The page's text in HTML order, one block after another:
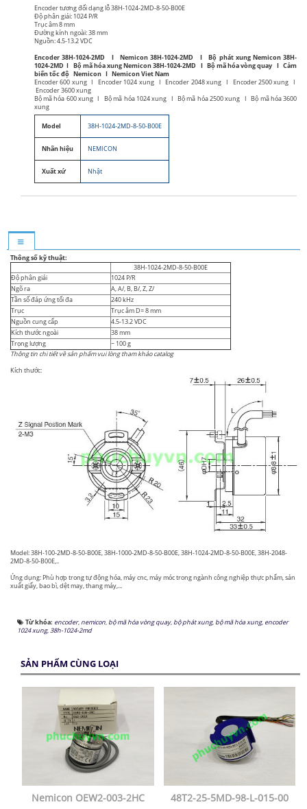
Encoder tương đối dạng lỗ 38H-1024-2MD-8-50-B00E
Độ phân giải: 1024 P/R
Trục âm 8 mm
Đường kính ngoài: 38 mm
Nguồn: 4.5-13.2 VDC
Encoder 38H-1024-2MD I Nemicon 38H-1024-2MD I Bộ phát xung Nemicon 38H-
1024-2MD I Bộ mã hóa xung Nemicon 38H-1024-2MD I Bộ mã hóa vòng quay I Cảm
biến tốc độ Nemicon I Nemicon Viet Nam
Encoder 600 xung I Encoder 1024 xung I Encoder 2048 xung I Encoder 2500 xung I
Encoder 3600 xung
Bộ mã hóa 600 xung I Bộ mã hóa 1024 xung I Bộ mã hóa 2500 xung I Bộ mã hóa 3600
xung
Model 38H-1024-2MD-8-50-B00E
Nhãn hiệu NEMICON
Xuất xứ Nhật
Thông số kỹ thuật:
38H-1024-2MD-8-50-B00E
Độ phân giải
1024 P/R
Ngõ ra
A, A/, B, B/, Z, Z/
Tần số đáp ứng tối đa
240 kHz
Trục
Trục âm D= 8 mm
Nguồn cung cấp
4.5-13.2 VDC
Kích thước ngoài
38 mm
Trọng lượng
~ 100 g
Thông tin chi tiết về sản phẩm vui lòng tham khảo catalog
Kích thước:
Model: 38H-100-2MD-8-50-B00E, 38H-1000-2MD-8-50-B00E, 38H-1024-2MD-8-50-B00E, 38H-2048-
2MD-8-50-B00E,..
Ứng dụng: Phù hợp trong tự động hóa, máy cnc, máy móc trong ngành công nghiệp thực phẩm, sản
xuất giấy, bao bì, dệt may, thang máy,...
Từ khóa: encoder, nemicon bộ mã hóa vòng quay, bộ phát xung, bộ mã hóa xung, encoder
1024 xung, 38h-1024-2md
SẢN PHẨM CÙNG LOẠI
Nemicon OEW2-003-2HC 48T2-25-5MD-98-L-015-00